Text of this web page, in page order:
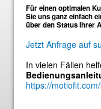
Für einen optimalen
Sie uns ganz einfach
über den Status Ihrer
Jetzt Anfrage auf
In vielen Fällen
https://